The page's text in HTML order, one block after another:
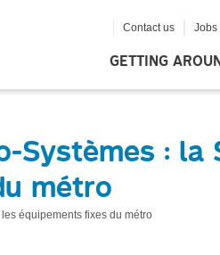
GETTING
Contact us Jobs
Systèmes :
métro
équipements fixes du métro